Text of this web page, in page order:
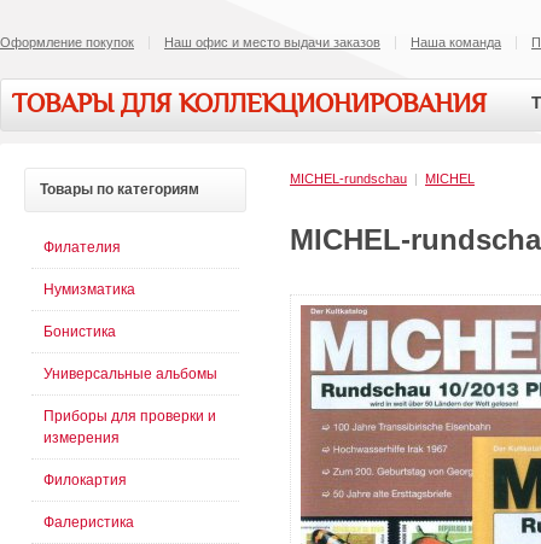
Оформление покупок Наш офис и место выдачи заказов Наша команда
ТОВАРЫ ДЛЯ КОЛЛЕКЦИОНИРОВАНИЯ
MICHEL-rundschau | MICHEL
MICHEL-
Товары по категориям
Филателия
Нумизматика
Бонистика
Универсальные альбомы
Приборы для проверки и
измерения
Филокартия
Фалеристика